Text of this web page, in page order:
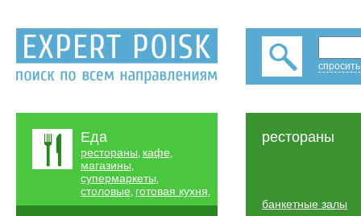
Еда
рестораны, кафе,
магазины,
супермаркеты,
столовые, готовая кухня,
рестораны
банкетные залы